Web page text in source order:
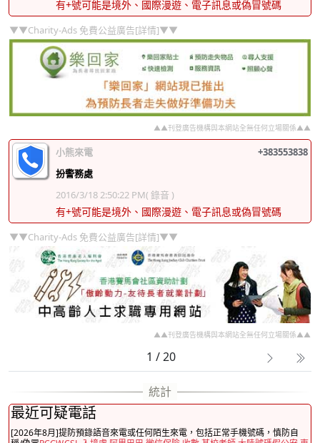
有+號可能是境外、國際漫遊、電子訊息或偽冒號碼
▼▼Charity-Ads 免費公益廣告[詳情]▼▼
▲▲刊登廣告機構與本網站全無任何立場關係▲▲
小熊來電
+383553838
扮警務處
2016/3/18 2:50:22 PM( 錄音 )
有+號可能是境外、國際漫遊、電子訊息或偽冒號碼
▼▼Charity-Ads 免費公益廣告[詳情]▼▼
▲▲刊登廣告機構與本網站全無任何立場關係▲▲
1 / 20
最近可疑電話
[2026年8月]提防預錄語音來電或任何陌生來電，包括正常手機號碼，慎防自